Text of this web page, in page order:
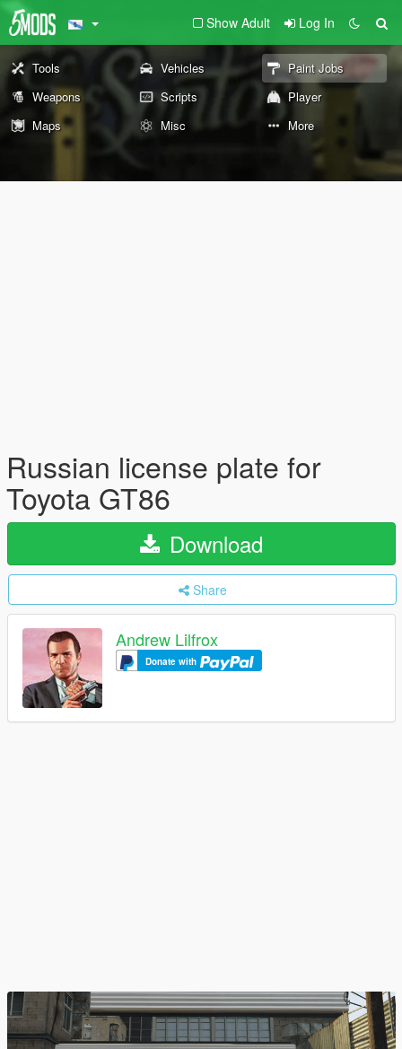
Show Adult Log In
Tools Vehicles
Paint Jobs
Weapons
Scripts
Player
Maps
Misc More
Russian license plate for
Toyota GT86
Download
Share
Andrew Lilfrox
Donate with